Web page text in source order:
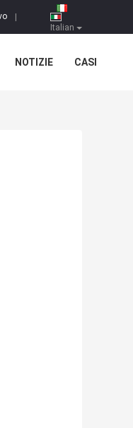
Italian
NOTIZIE CASI